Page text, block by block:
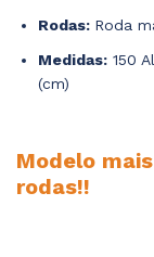
Rodas: Roda
Medidas: 150
(cm)
Modelo
rodas!!